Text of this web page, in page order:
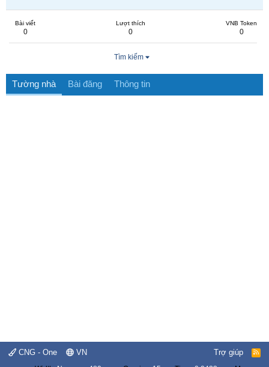
Bài viết
0
Lượt thích
0
VNB Token
0
Tìm kiếm
Tường nhà Bài đăng Thông tin
CNG - One VN Trợ giúp
R